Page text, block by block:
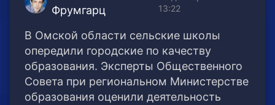
Фрумгарц
13:22
В Омской области сельские школы
опередили городские по качеству
образования. Эксперты Общественного
Совета при региональном Министерстве
образования оценили деятельность